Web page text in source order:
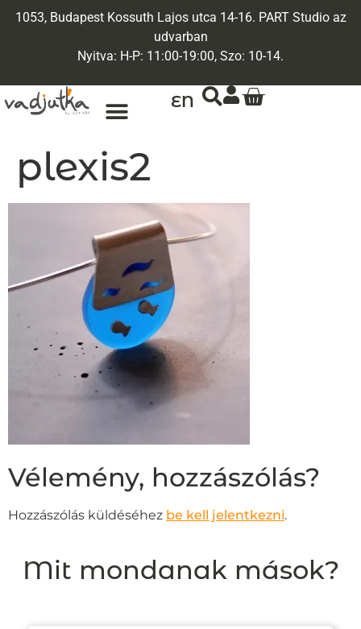
1053, Budapest Kossuth Lajos utca 14-16. PART Studio az
udvarban
Nyitva: H-P: 11:00-19:00, Szo: 10-14.
EN
plexis2
Vélemény, hozzászólás?
Hozzászólás küldéséhez be kell jelentkezni.
Mit mondanak mások?